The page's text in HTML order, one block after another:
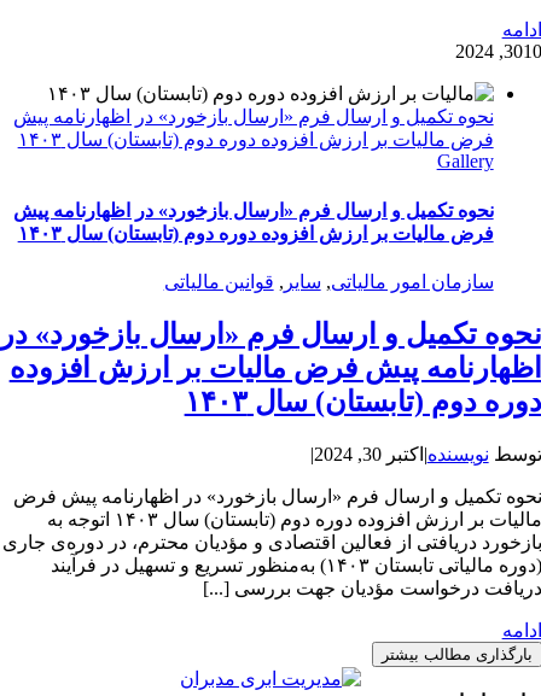
ادامه
3010, 2024
نحوه تکمیل و ارسال فرم «ارسال بازخورد» در اظهارنامه پیش
فرض مالیات بر ارزش افزوده دوره دوم (تابستان) سال ۱۴۰۳
Gallery
نحوه تکمیل و ارسال فرم «ارسال بازخورد» در اظهارنامه پیش
فرض مالیات بر ارزش افزوده دوره دوم (تابستان) سال ۱۴۰۳
سازمان امور مالیاتی, سایر , قوانین مالیاتی
نحوه تکمیل و ارسال فرم «ارسال بازخورد» در
اظهارنامه پیش فرض مالیات بر ارزش افزوده
دوره دوم (تابستان) سال ۱۴۰۳
توسط نویسنده| اکتبر 30, 2024 |
نحوه تکمیل و ارسال فرم «ارسال بازخورد» در اظهارنامه پیش فرض
مالیات بر ارزش افزوده دوره دوم (تابستان) سال ۱۴۰۳ اتوجه به
بازخورد دریافتی از فعالین اقتصادی و مؤدیان محترم، در دوره‌ی جاری
(دوره مالیاتی تابستان ۱۴۰۳) به‌منظور تسریع و تسهیل در فرآیند
دریافت درخواست مؤدیان جهت بررسی [...]
ادامه
بارگذاری مطالب بیشتر